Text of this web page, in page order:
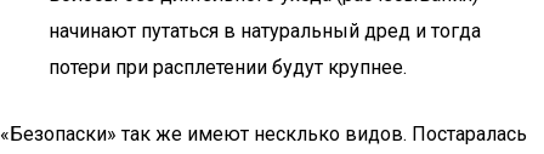
начинают путаться в натуральный дред и тогда
потери при расплетении будут крупнее.
«Безопаски» так же имеют несклько видов. Постаралась